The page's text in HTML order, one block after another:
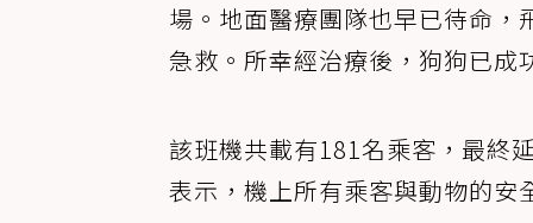
場。地面醫療團隊也早已待命
急救。所幸經治療後，狗狗已
該班機共載有181名乘客，最終
表示，機上所有乘客與動物的